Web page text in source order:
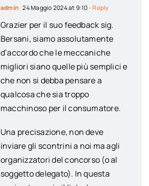
admin 24 Maggio 2024 at 9:10- Reply
Grazier per il suo feedback sig.
Bersani, siamo assolutamente
d’accordo che le meccaniche
migliori siano quelle più semplici e
che non si debba pensare a
qualcosa che sia troppo
macchinoso per il consumatore.
Una precisazione, non deve
inviare gli scontrini a noi ma agli
organizzatori del concorso (o al
soggetto delegato). In questa